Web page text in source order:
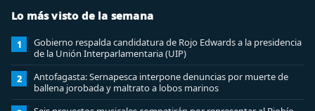
Lo más visto de la semana
1
Gobierno respalda candidatura de Rojo Edwards a la presidencia
de la Unión Interparlamentaria (UIP)
2
Antofagasta: Sernapesca interpone denuncias por muerte de
ballena jorobada y maltrato a lobos marinos